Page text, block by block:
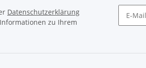
Datenschutzerklärung
zu Ihrem